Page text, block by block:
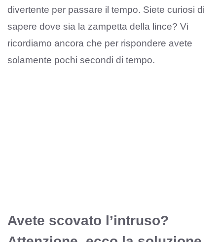
divertente per passare il tempo. Siete curiosi di
sapere dove sia la zampetta della lince? Vi
ricordiamo ancora che per rispondere avete
solamente pochi secondi di tempo.
Avete scovato l’intruso?